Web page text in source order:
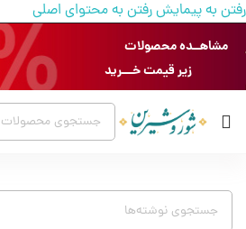
رفتن به پیمایشرفتن به محتوای اصلی
مشاهــده محصولات
زیر قیمت خـــرید
29
28
27
26
22